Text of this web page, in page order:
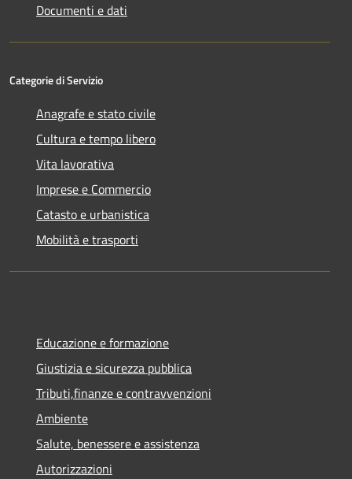
Documenti e dati
Categorie di Servizio
Anagrafe e stato civile
Cultura e tempo libero
Vita lavorativa
Imprese e Commercio
Catasto e urbanistica
Mobilità e trasporti
Educazione e formazione
Giustizia e sicurezza pubblica
Tributi,finanze e contravvenzioni
Ambiente
Salute, benessere e assistenza
Autorizzazioni